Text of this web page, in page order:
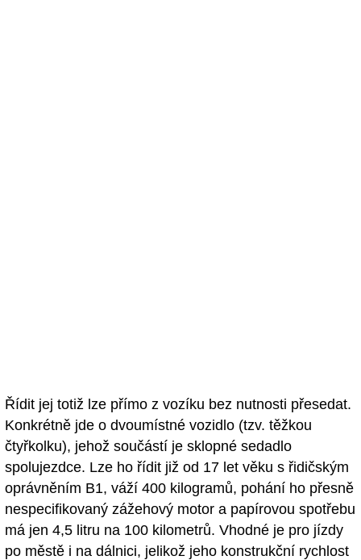
Řídit jej totiž lze přímo z vozíku bez nutnosti přesedat.
Konkrétně jde o dvoumístné vozidlo (tzv. těžkou
čtyřkolku), jehož součástí je sklopné sedadlo
spolujezdce. Lze ho řídit již od 17 let věku s řidičským
oprávněním B1, váží 400 kilogramů, pohání ho přesně
nespecifikovaný zážehový motor a papírovou spotřebu
má jen 4,5 litru na 100 kilometrů. Vhodné je pro jízdy
po městě i na dálnici, jelikož jeho konstrukční rychlost